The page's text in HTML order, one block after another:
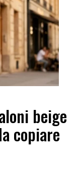
beige
copiare